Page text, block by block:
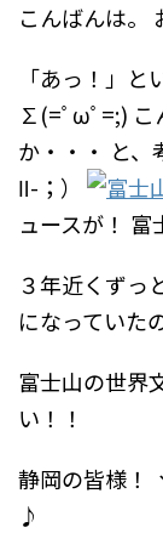
こんばんは。
「あっ！」
∑(=ﾟωﾟ=;)
か・・・ と、
Ⅱ-；）
ュースが！ 富
３年近くずっ
になっていた
富士山の世界
い！！
静岡の皆様！
♪